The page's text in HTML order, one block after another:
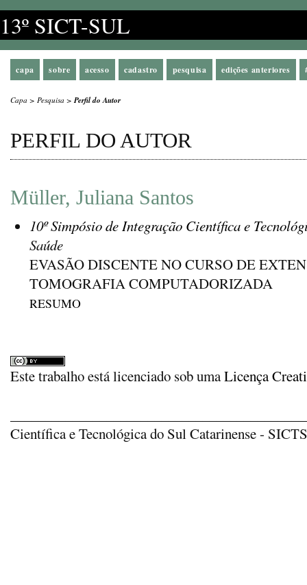
13º SICT-SUL
capa sobre acesso cadastro pesquisa edições anteriores
Capa > Pesquisa >Perfil do Autor
PERFIL DO AUTOR
Müller, Juliana Santos
10º Simpósio de Integração Científica e
Saúde
EVASÃO DISCENTE NO CURSO DE
TOMOGRAFIA COMPUTADORIZADA
RESUMO
Este trabalho está licenciado sob umaLicença
Científica e Tecnológica do Sul Catarinense -